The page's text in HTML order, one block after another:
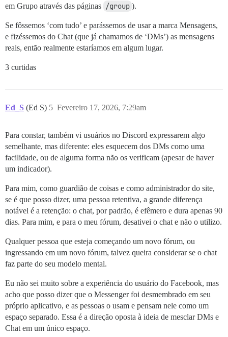
em Grupo através das páginas /group ).
Se fôssemos ‘com tudo’ e parássemos de usar a marca Mensagens,
e fizéssemos do Chat (que já chamamos de ‘DMs’) as mensagens
reais, então realmente estaríamos em algum lugar.
3 curtidas
Ed_S (Ed S) Fevereiro 17, 2026, 7:29am
5
Para constar, também vi usuários no Discord expressarem algo
semelhante, mas diferente: eles esquecem dos DMs como uma
facilidade, ou de alguma forma não os verificam (apesar de haver
um indicador).
Para mim, como guardião de coisas e como administrador do site,
se é que posso dizer, uma pessoa retentiva, a grande diferença
notável é a retenção: o chat, por padrão, é efêmero e dura apenas 90
dias. Para mim, e para o meu fórum, desativei o chat e não o utilizo.
Qualquer pessoa que esteja começando um novo fórum, ou
ingressando em um novo fórum, talvez queira considerar se o chat
faz parte do seu modelo mental.
Eu não sei muito sobre a experiência do usuário do Facebook, mas
acho que posso dizer que o Messenger foi desmembrado em seu
próprio aplicativo, e as pessoas o usam e pensam nele como um
espaço separado. Essa é a direção oposta à ideia de mesclar DMs e
Chat em um único espaço.